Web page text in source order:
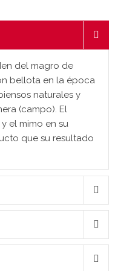
del magro de
bellota en la época
naturales y
(campo). El
el mimo en su
que su resultado